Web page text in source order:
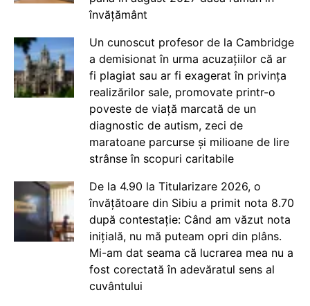
învățământ
Un cunoscut profesor de la Cambridge
a demisionat în urma acuzațiilor că ar
fi plagiat sau ar fi exagerat în privința
realizărilor sale, promovate printr-o
poveste de viață marcată de un
diagnostic de autism, zeci de
maratoane parcurse și milioane de lire
strânse în scopuri caritabile
De la 4.90 la Titularizare 2026, o
învățătoare din Sibiu a primit nota 8.70
după contestație: Când am văzut nota
inițială, nu mă puteam opri din plâns.
Mi-am dat seama că lucrarea mea nu a
fost corectată în adevăratul sens al
cuvântului